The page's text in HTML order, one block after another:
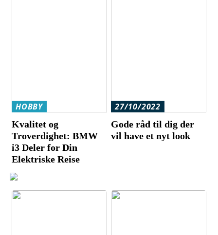
HOBBY
Kvalitet og
Troverdighet: BMW
i3 Deler for Din
Elektriske Reise
27/10/2022
Gode råd til dig der
vil have et nyt look